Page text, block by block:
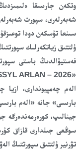
وتكەن جارىسقا
شەبەرلەرى، سپورت
سىنعا تۇسكەن دودا
ۇلتتىق زياتكەرلىك
فەستيۆالدىڭ باستى
الەم چەمپيوندارى، ازيا
بارىسى» جانە «الەم
جينالىپ، كورەرمەندەرگە
سوڭعى جىلدارى قازاق
تۋرنير ۇلتتىق سپورتتىڭ